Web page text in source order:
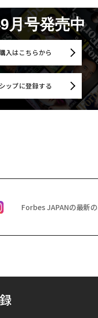
月号発売中
入はこちらから
ップに登録する
Forbes JAPANの最新